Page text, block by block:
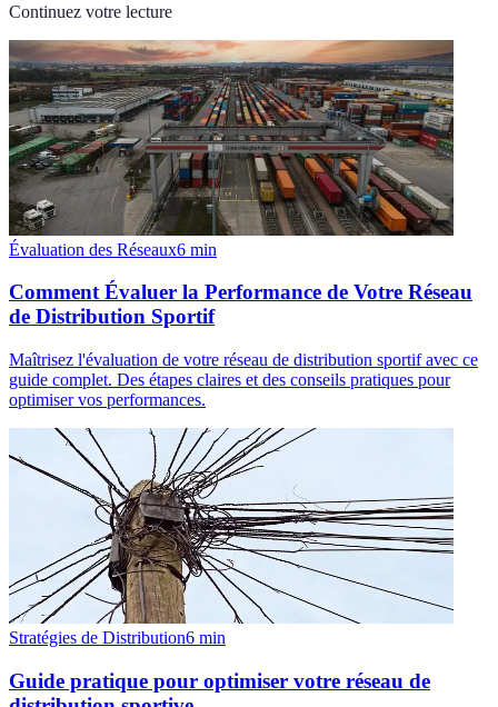
Continuez votre lecture
Évaluation des Réseaux6 min
Comment Évaluer la Performance de Votre Réseau
de Distribution Sportif
Maîtrisez l'évaluation de votre réseau de distribution sportif avec ce
guide complet. Des étapes claires et des conseils pratiques pour
optimiser vos performances.
Stratégies de Distribution6 min
Guide pratique pour optimiser votre réseau de